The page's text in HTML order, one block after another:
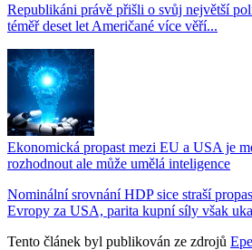
Republikáni právě přišli o svůj největší
téměř deset let Američané více věří...
Ekonomická propast mezi EU a USA je
rozhodnout ale může umělá inteligence
Nominální srovnání HDP sice straší
Evropy za USA, parita kupní síly však
Tento článek byl publikován ze zdrojů